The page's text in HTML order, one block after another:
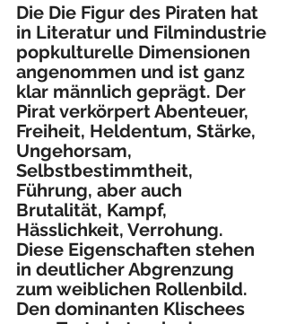
Die Die Figur des Piraten hat
in Literatur und Filmindustrie
popkulturelle Dimensionen
angenommen und ist ganz
klar männlich geprägt. Der
Pirat verkörpert Abenteuer,
Freiheit, Heldentum, Stärke,
Ungehorsam,
Selbstbestimmtheit,
Führung, aber auch
Brutalität, Kampf,
Hässlichkeit, Verrohung.
Diese Eigenschaften stehen
in deutlicher Abgrenzung
zum weiblichen Rollenbild.
Den dominanten Klischees